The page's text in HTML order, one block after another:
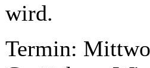
wird.
Termin: